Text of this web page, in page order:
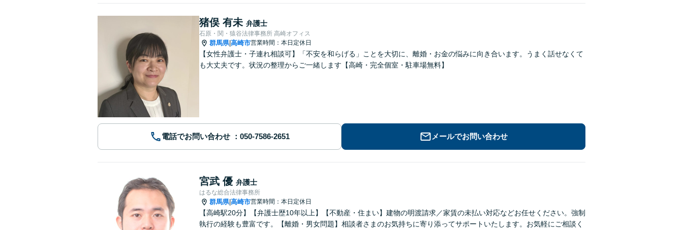
猪俣 有未 弁護士
石原・関・猿谷法律事務所 高崎オフィス
群馬県|高崎市営業時間：本日定休日
【女性弁護士・子連れ相談可】「不安を和らげる」ことを大切に、離婚・お金の悩みに向き合います。うまく話せなくて
も大丈夫です。状況の整理からご一緒します【高崎・完全個室・駐車場無料】
電話でお問い合わせ メールでお問い合わせ
宮武 優 弁護士
はるな総合法律事務所
群馬県|高崎市営業時間：本日定休日
【高崎駅20分】【弁護士歴10年以上】【不動産・住まい】建物の明渡請求／家賃の未払い対応などお任せください。強制
執行の経験も豊富です。【離婚・男女問題】相談者さまのお気持ちに寄り添ってサポートいたします。お気軽にご相談く